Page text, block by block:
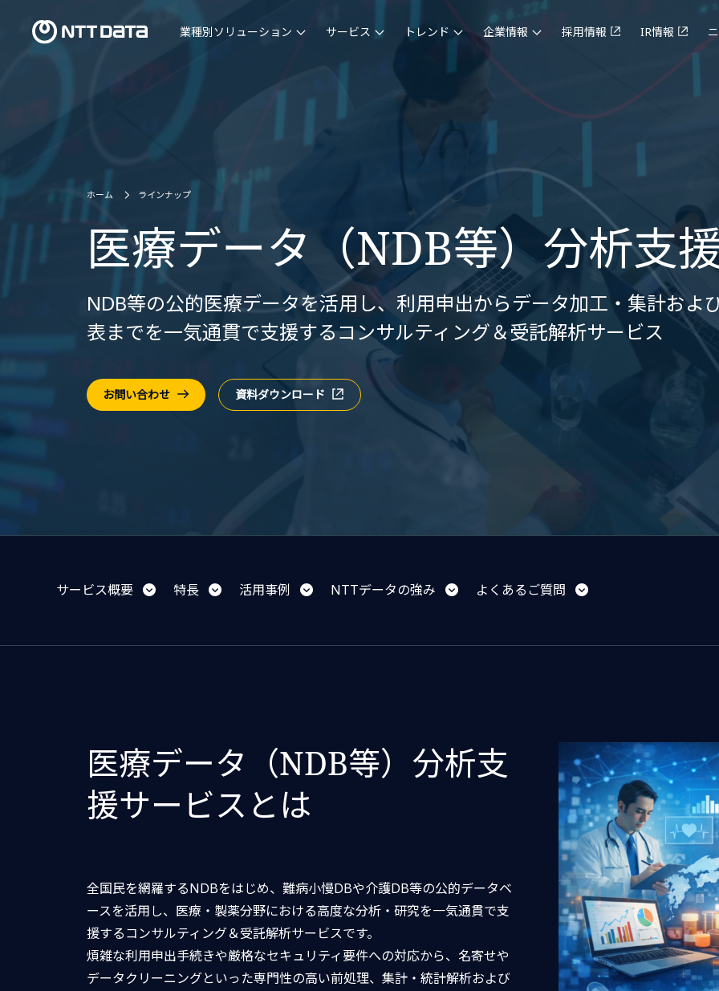
業種別ソリューション サービス トレンド 企業情報 採用情報 IR情報
ホーム ラインナップ
医療データ（NDB等）分析支
NDB等の公的医療データを活用し、利用申出からデータ加工・集計およ
表までを一気通貫で支援するコンサルティング＆受託解析サービス
お問い合わせ 資料ダウンロード
サービス概要 特長 活用事例 NTTデータの強み よくあるご質問
医療データ（NDB等）分析支
援サービスとは
全国民を網羅するNDBをはじめ、難病小慢DBや介護DB等の公的データベ
ースを活用し、医療・製薬分野における高度な分析・研究を一気通貫で支
援するコンサルティング＆受託解析サービスです。
煩雑な利用申出手続きや厳格なセキュリティ要件への対応から、名寄せや
データクリーニングといった専門性の高い前処理、集計・統計解析および